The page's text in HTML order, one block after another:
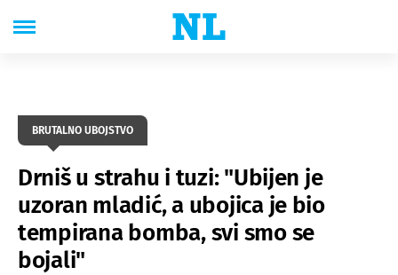
BRUTALNO UBOJSTVO
Drniš u strahu i tuzi: "Ubijen je
uzoran mladić, a ubojica je bio
tempirana bomba, svi smo se
bojali"